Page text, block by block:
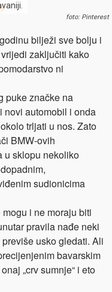
foto: Pinterest
bilježi sve bolju i
zaključiti kako
ni
puke značke na
novi automobil i onda
trljati u nos. Zato
BMW-ovih
u sklopu nekoliko
sudionicima
i ne moraju biti
pravila nađe neki
usko gledati. Ali
bavarskim
„crv sumnje“ i eto